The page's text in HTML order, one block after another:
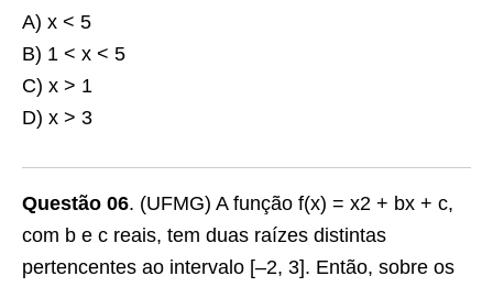
A) x < 5
B) 1 < x < 5
C) x > 1
D) x > 3
Questão 06. (UFMG) A função f(x) = x2 + bx + c,
com b e c reais, tem duas raízes distintas
pertencentes ao intervalo [–2, 3]. Então, sobre os